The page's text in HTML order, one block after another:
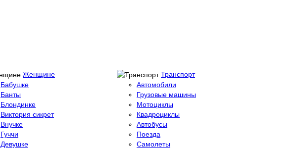
Женщине
Бабушке
Банты
Блондинке
Виктория сикрет
Внучке
Гуччи
Девушке
Транспорт
Автомобили
Грузовые машины
Мотоциклы
Квадроциклы
Автобусы
Поезда
Самолеты